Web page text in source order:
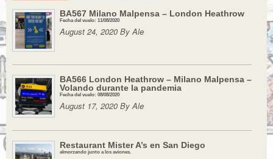
BA567 Milano Malpensa – London Heathrow
Fecha del vuelo: 11/08/2020
August 24, 2020 By Ale
BA566 London Heathrow – Milano Malpensa –
Volando durante la pandemia
Fecha del vuelo: 08/08/2020
August 17, 2020 By Ale
Restaurant Mister A’s en San Diego
almorzando junto a los aviones.